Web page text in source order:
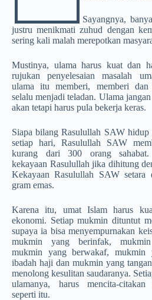
Sayangnya,
justru menikmati zuhud dengan
sering kali malah merepotkan
Mustinya, ulama harus kuat dan
rujukan penyelesaian masalah
ulama itu memberi, memberi dan
selalu menjadi teladan. Ulama
akan tetapi harus pula bekerja keras.
Siapa bilang Rasulullah SAW
setiap hari, Rasulullah SAW
kurang dari 300 orang
kekayaan Rasulullah jika dihitung
Kekayaan Rasulullah SAW setara
gram emas.
Karena itu, umat Islam harus
ekonomi. Setiap mukmin dituntut
supaya ia bisa menyempurnakan
mukmin yang berinfak,
mukmin yang berwakaf, mukmin
ibadah haji dan mukmin yang
menolong kesulitan saudaranya.
ulamanya, harus mencita-
seperti itu.